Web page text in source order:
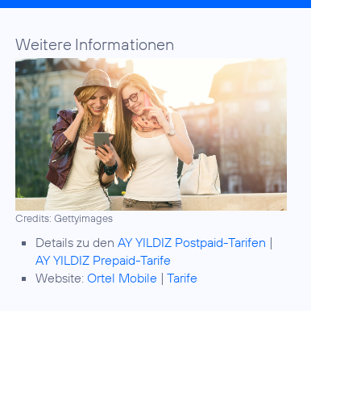
Weitere Informationen
Credits: Gettyimages
Details zu denAY YILDIZ Postpaid-Tarifen |
AY YILDIZ Prepaid-Tarife
Website:Ortel Mobile |Tarife